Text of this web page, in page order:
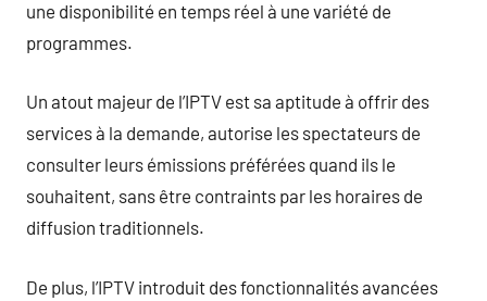
une disponibilité en temps réel à une variété de
programmes.
Un atout majeur de l’IPTV est sa aptitude à offrir des
services à la demande, autorise les spectateurs de
consulter leurs émissions préférées quand ils le
souhaitent, sans être contraints par les horaires de
diffusion traditionnels.
De plus, l’IPTV introduit des fonctionnalités avancées